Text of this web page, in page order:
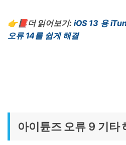
👉📕더 읽어보기: iOS 13 용
오류14를 쉽게 해결
아이튠즈 오류 9 기타